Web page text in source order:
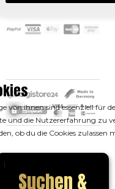
Suchen &
von ihnen sind essenziell für
und die Nutzererfahrung zu
ob du die Cookies zulassen
|